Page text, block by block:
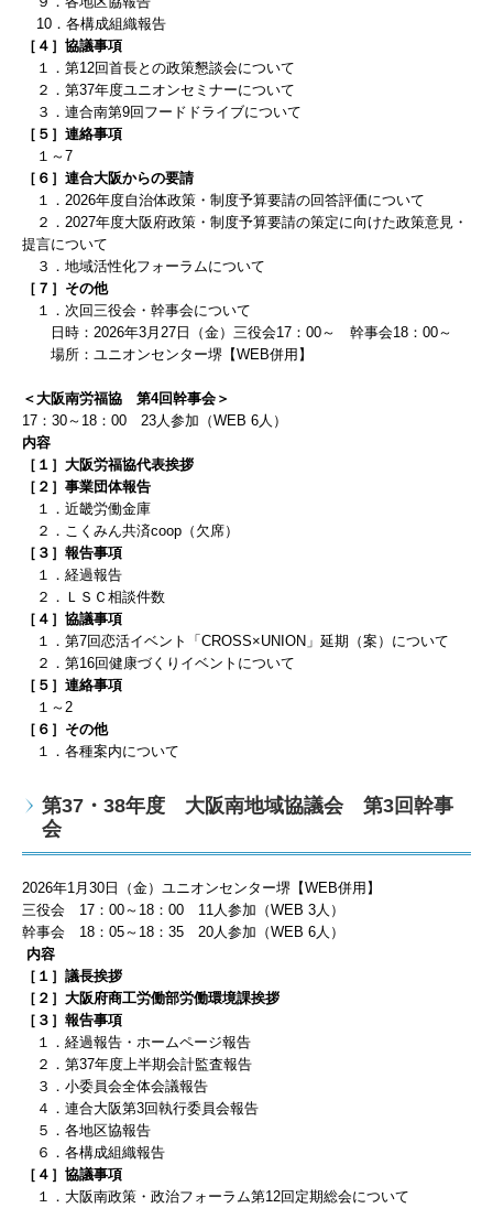
10．各構成組織報告
［４］協議事項
１． 第12回首長との政策懇談会について
２．第37年度ユニオンセミナーについて
３．連合南第9回フードドライブについて
［５］連絡事項
１～7
［６］連合大阪からの要請
１．2026年度自治体政策・制度予算要請の回答評価について
２．2027年度大阪府政策・制度予算要請の策定に向けた政策意見・
提言について
３．地域活性化フォーラムについて
［７］ その他
１．次回三役会・幹事会について
日時： 2026年3 月27日（金）三役会17 ：00～ 幹事会18 ：00～
場所：ユニオンセンター堺【WEB併用】
＜大阪南労福協 第4回幹事会＞
17：30～18：00 23人参加（WEB 6人）
内容
［１］大阪労福協代表挨拶
［２］事業団体報告
１．近畿労働金庫
２．こくみん共済coop（欠席）
［３］報告事項
１．経過報告
２．ＬＳＣ相談件数
［４］協議事項
１．第7回恋活イベント「CROSS×UNION」延期（案）について
２． 第16回健康づくりイベント について
［５］連絡事項
１～2
［６］その他
１．各種案内について
第37・38年度 大阪南地域協議会 第3回幹事
会
2026年1 月30日（金）ユニオンセンター堺【WEB併用】
三役会 17 ： 00～ 18 ：00 11 人 参加（WEB 3 人）
幹事会 18 ： 05～ 18 ：35 20 人 参加（WEB 6 人）
内容
［１］議長挨拶
［２］大阪府商工労働部労働環境課挨拶
［３］報告事項
１．経過報告・ホームページ報告
２．第37年度上半期会計監査報告
３．小委員会全体会議報告
４．連合大阪第3回執行委員会報告
５．各地区協報告
６．各構成組織報告
［４］協議事項
１． 大阪南政策・政治フォーラム第12回定期総会について